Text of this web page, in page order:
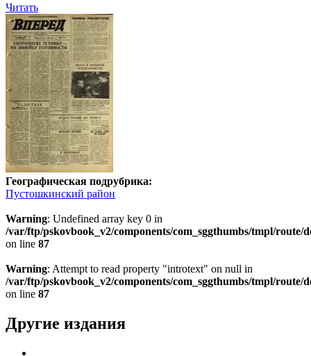
Читать
Географическая подрубрика:
Пустошкинский район
Warning: Undefined array key 0 in
/var/ftp/pskovbook_v2/components/com_sggthumbs/tmpl/route/
on line 87
Warning: Attempt to read property "introtext" on null in
/var/ftp/pskovbook_v2/components/com_sggthumbs/tmpl/route/
on line 87
Другие издания